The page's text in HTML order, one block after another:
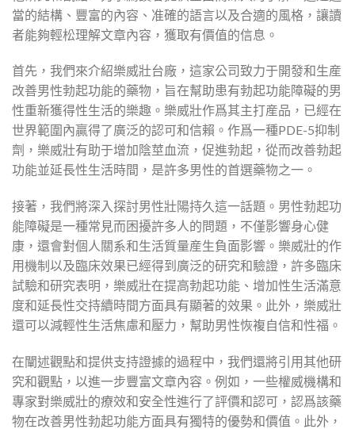
當的結構、豐富的內容、准確的語言以及合適的風格，讓讀
者能夠輕松理解文章內容，獲取有價值的信息。
首先，我們來介紹樂威壯台廠，這家公司致力于開發和生産
改善男性勃起功能的藥物，旨在幫助患有勃起功能障礙的男
性重新獲得性生活的樂趣。樂威壯作爲其主打産品，已經在
世界範圍內贏得了廣泛的認可和信賴。作爲一種PDE-5抑制
劑，樂威壯有助于增加陰莖血流，促進勃起，從而改善勃起
功能並延長性生活時間，是許多男性的首選藥物之一。
接著，我們將深入探討男性壯陽持久這一話題。男性勃起功
能障礙是一種常見而困擾許多人的問題，不僅影響身心健
康，還會對個人關系和生活質量産生負面影響。樂威壯的作
用機制以及臨床效果已經得到廣泛的研究和驗證，許多臨床
試驗和研究表明，樂威壯在提高勃起功能、增加性生活滿意
度和延長性交持續時間方面具有顯著的效果。此外，樂威壯
還可以減輕性生活焦慮和壓力，幫助男性恢複自信和性福。
在闡述觀點和提供支持證據的過程中，我們還將引用其他研
究和觀點，以進一步豐富文章內容。例如，一些權威機構和
專家對樂威壯的療效和安全性進行了評價和認可，認爲該藥
物在改善男性勃起功能方面具有獨特的優勢和價值。此外，